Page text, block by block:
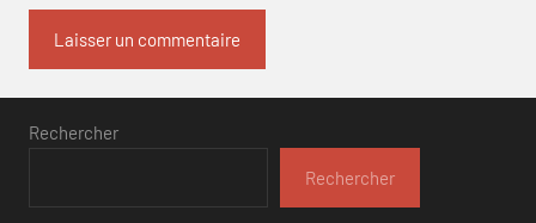
Rechercher
Rechercher